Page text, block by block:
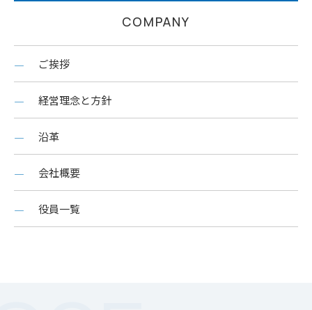
COMPANY
ご挨拶
経営理念と方針
沿革
会社概要
役員一覧